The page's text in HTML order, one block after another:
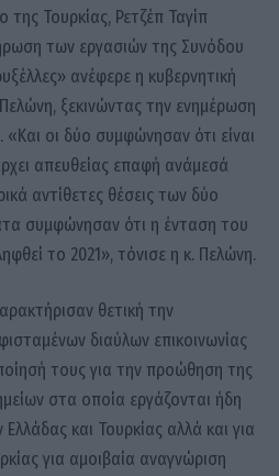
Τουρκίας, Ρετζέπ Ταγίπ
των εργασιών της Συνόδου
ανέφερε η κυβερνητική
ξεκινώντας την ενημέρωση
οι δύο συμφώνησαν ότι είναι
απευθείας επαφή ανάμεσά
αντίθετες θέσεις των δύο
συμφώνησαν ότι η ένταση του
το 2021», τόνισε η κ. Πελώνη.
θετική την
διαύλων επικοινωνίας
τους για την προώθηση της
στα οποία εργάζονται ήδη
και Τουρκίας αλλά και για
για αμοιβαία αναγνώριση